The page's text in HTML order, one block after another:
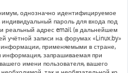
однозначно идентифицируемое
пароль для входа под
реальный адрес email (в дальнейшем
учётной записи на форумах «Linux.by»
применяемыми в стране,
информация, запрашиваемая при
имени пользователя, вашего